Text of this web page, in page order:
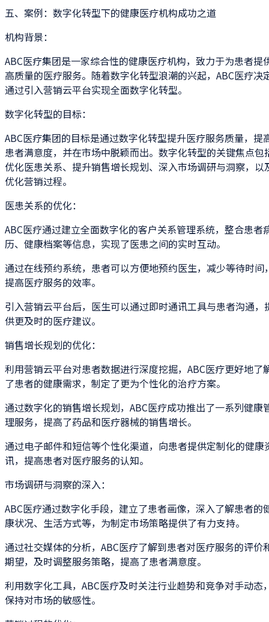
五、案例：数字化转型下的健康医疗机构成功之道
机构背景：
ABC医疗集团是一家综合性的健康医疗机构，致力于为患者提
高质量的医疗服务。随着数字化转型浪潮的兴起，ABC医疗决
通过引入营销云平台实现全面数字化转型。
数字化转型的目标：
ABC医疗集团的目标是通过数字化转型提升医疗服务质量，提
患者满意度，并在市场中脱颖而出。数字化转型的关键焦点包
优化医患关系、提升销售增长规划、深入市场调研与洞察，以
优化营销过程。
医患关系的优化：
ABC医疗通过建立全面数字化的客户关系管理系统，整合患者
历、健康档案等信息，实现了医患之间的实时互动。
通过在线预约系统，患者可以方便地预约医生，减少等待时间
提高医疗服务的效率。
引入营销云平台后，医生可以通过即时通讯工具与患者沟通，
供更及时的医疗建议。
销售增长规划的优化：
利用营销云平台对患者数据进行深度挖掘，ABC医疗更好地了
了患者的健康需求，制定了更为个性化的治疗方案。
通过数字化的销售增长规划，ABC医疗成功推出了一系列健康
理服务，提高了药品和医疗器械的销售增长。
通过电子邮件和短信等个性化渠道，向患者提供定制化的健康
讯，提高患者对医疗服务的认知。
市场调研与洞察的深入：
ABC医疗通过数字化手段，建立了患者画像，深入了解患者的
康状况、生活方式等，为制定市场策略提供了有力支持。
通过社交媒体的分析，ABC医疗了解到患者对医疗服务的评价
期望，及时调整服务策略，提高了患者满意度。
利用数字化工具，ABC医疗及时关注行业趋势和竞争对手动态
保持对市场的敏感性。